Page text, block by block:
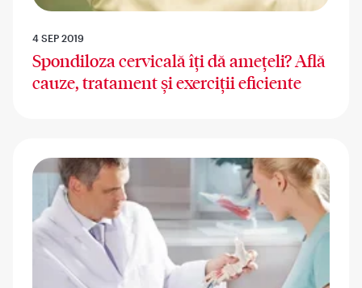
4 SEP 2019
Spondiloza cervicală îți dă amețeli? Află
cauze, tratament și exerciții eficiente